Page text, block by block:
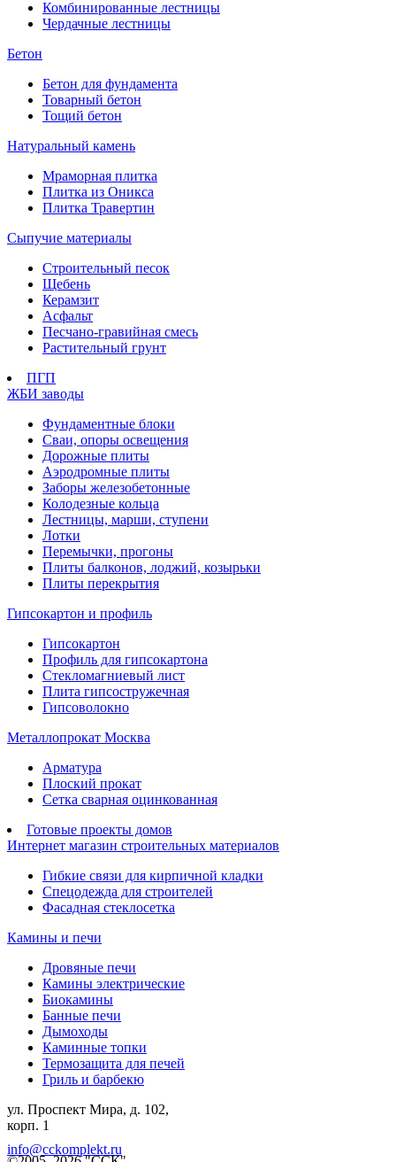
Комбинированные лестницы
Чердачные лестницы
Бетон
Бетон для фундамента
Товарный бетон
Тощий бетон
Натуральный камень
Мраморная плитка
Плитка из Оникса
Плитка Травертин
Сыпучие материалы
Строительный песок
Щебень
Керамзит
Асфальт
Песчано-гравийная смесь
Растительный грунт
ПГП
ЖБИ заводы
Фундаментные блоки
Сваи, опоры освещения
Дорожные плиты
Аэродромные плиты
Заборы железобетонные
Колодезные кольца
Лестницы, марши, ступени
Лотки
Перемычки, прогоны
Плиты балконов, лоджий, козырьки
Плиты перекрытия
Гипсокартон и профиль
Гипсокартон
Профиль для гипсокартона
Стекломагниевый лист
Плита гипсостружечная
Гипсоволокно
Металлопрокат Москва
Арматура
Плоский прокат
Сетка сварная оцинкованная
Готовые проекты домов
Интернет магазин строительных материалов
Гибкие связи для кирпичной кладки
Спецодежда для строителей
Фасадная стеклосетка
Камины и печи
Дровяные печи
Камины электрические
Биокамины
Банные печи
Дымоходы
Каминные топки
Термозащита для печей
Гриль и барбекю
ул. Проспект Мира, д. 102,
корп. 1
info@cckomplekt.ru